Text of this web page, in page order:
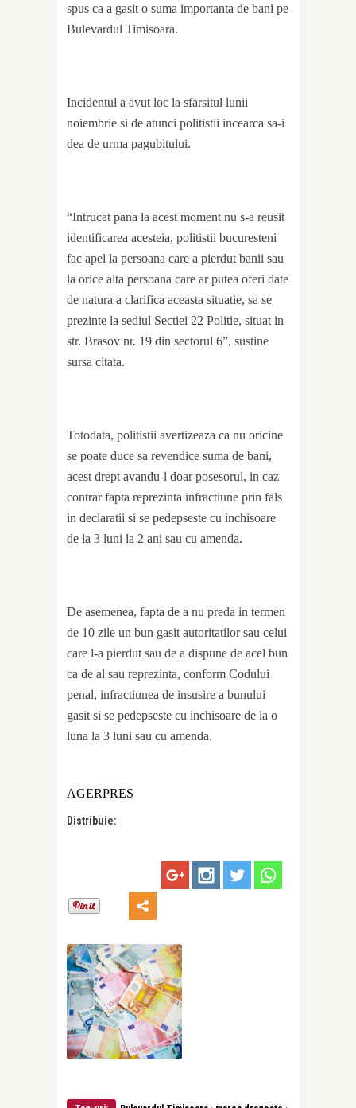
spus ca a gasit o suma importanta de bani pe
Bulevardul Timisoara.
Incidentul a avut loc la sfarsitul lunii
noiembrie si de atunci politistii incearca sa-i
dea de urma pagubitului.
“Intrucat pana la acest moment nu s-a reusit
identificarea acesteia, politistii bucuresteni
fac apel la persoana care a pierdut banii sau
la orice alta persoana care ar putea oferi date
de natura a clarifica aceasta situatie, sa se
prezinte la sediul Sectiei 22 Politie, situat in
str. Brasov nr. 19 din sectorul 6”, sustine
sursa citata.
Totodata, politistii avertizeaza ca nu oricine
se poate duce sa revendice suma de bani,
acest drept avandu-l doar posesorul, in caz
contrar fapta reprezinta infractiune prin fals
in declaratii si se pedepseste cu inchisoare
de la 3 luni la 2 ani sau cu amenda.
De asemenea, fapta de a nu preda in termen
de 10 zile un bun gasit autoritatilor sau celui
care l-a pierdut sau de a dispune de acel bun
ca de al sau reprezinta, conform Codului
penal, infractiunea de insusire a bunului
gasit si se pedepseste cu inchisoare de la o
luna la 3 luni sau cu amenda.
AGERPRES
Distribuie: